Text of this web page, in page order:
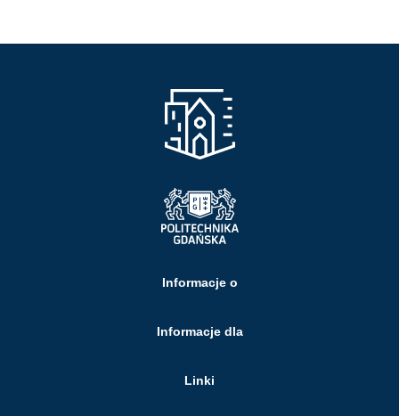
Informacje o
Informacje dla
Linki